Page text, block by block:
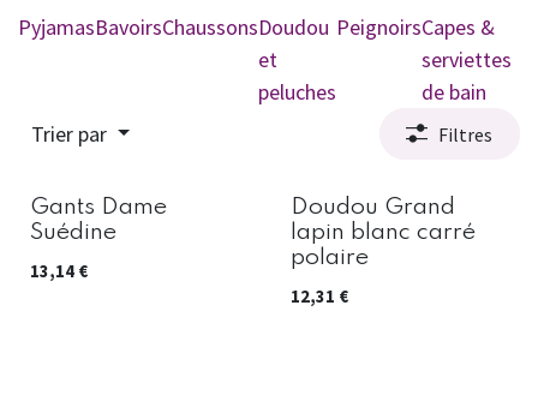
PyjamasBavoirsChaussonsDoudou
et
peluches
PeignoirsCapes &
serviettes
de bain
Trier par
Filtres
Gants Dame
Suédine
13,14 €
Doudou Grand
lapin blanc carré
polaire
12,31 €